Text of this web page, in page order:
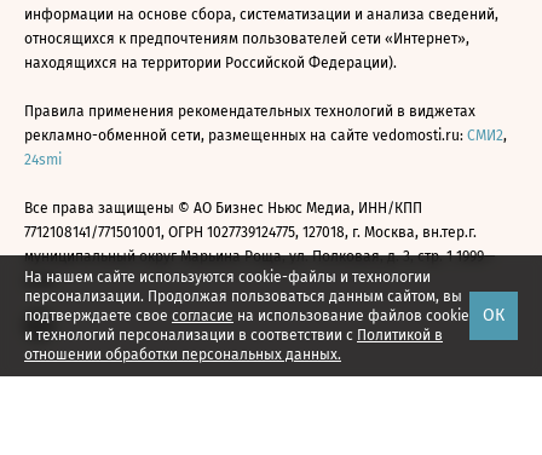
На нашем сайте используются cookie-файлы и технологии
персонализации. Продолжая пользоваться данным сайтом, вы
подтверждаете свое согласие на использование файлов cookie
и технологий персонализации в соответствии с Политикой в
отношении обработки персональных данных.
ОК
информации на основе сбора, систематизации и анализа сведений,
относящихся к предпочтениям пользователей сети «Интернет»,
находящихся на территории Российской Федерации).
Правила применения рекомендательных технологий в виджетах
рекламно-обменной сети, размещенных на сайте vedomosti.ru: СМИ2,
24smi
Все права защищены © АО Бизнес Ньюс Медиа, ИНН/КПП
7712108141/771501001, ОГРН 1027739124775, 127018, г. Москва, вн.тер.г.
муниципальный округ Марьина Роща, ул. Полковая, д. 3, стр. 1 1999—
2026